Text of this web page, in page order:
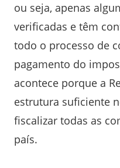
ou seja, apenas
verificadas e têm
todo o processo de
pagamento do
acontece porque a
estrutura suficiente
fiscalizar todas as
país.